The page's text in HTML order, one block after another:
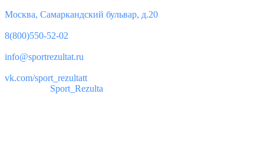
Москва, Самаркандский бульвар, д.20
8(800)550-52-02
info@sportrezultat.ru
vk.com/sport_rezultatt
Sport_Rezulta